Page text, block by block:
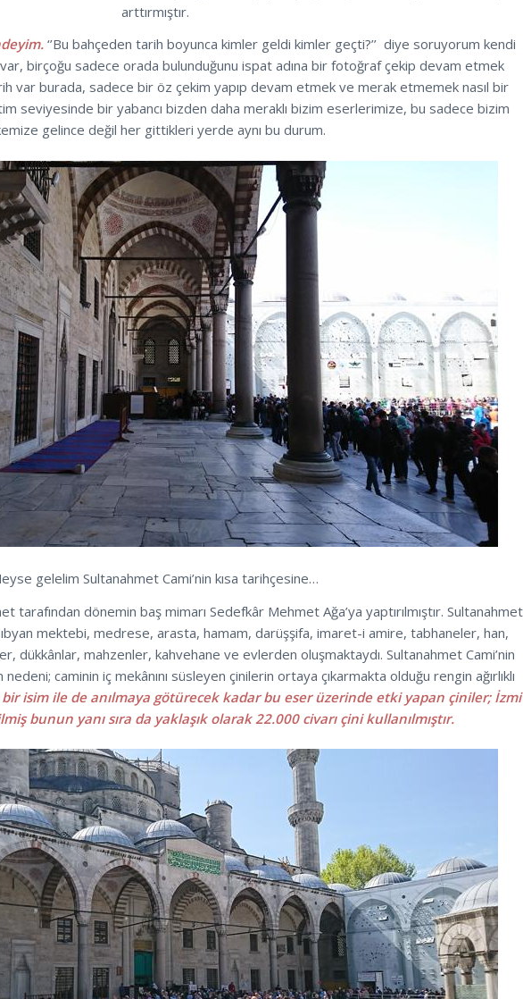
arttırmıştır.
‘’Bu bahçeden tarih boyunca kimler geldi kimler geçti?’’ diye soruyorum kendi
birçoğu sadece orada bulunduğunu ispat adına bir fotoğraf çekip devam etmek
var burada, sadece bir öz çekim yapıp devam etmek ve merak etmemek nasıl bir
seviyesinde bir yabancı bizden daha meraklı bizim eserlerimize, bu sadece bizim
gelince değil her gittikleri yerde aynı bu durum.
gelelim Sultanahmet Cami’nin kısa tarihçesine…
tarafından dönemin baş mimarı Sedefkâr Mehmet Ağa’ya yaptırılmıştır. Sultanahmet
mektebi, medrese, arasta, hamam, darüşşifa, imaret-i amire, tabhaneler, han,
dükkânlar, mahzenler, kahvehane ve evlerden oluşmaktaydı. Sultanahmet Cami’nin
nedeni; caminin iç mekânını süsleyen çinilerin ortaya çıkarmakta olduğu rengin ağırlıklı
bir isim ile de anılmaya götürecek kadar bu eser üzerinde etki yapan çiniler;
bunun yanı sıra da yaklaşık olarak 22.000 civarı çini kullanılmıştır.